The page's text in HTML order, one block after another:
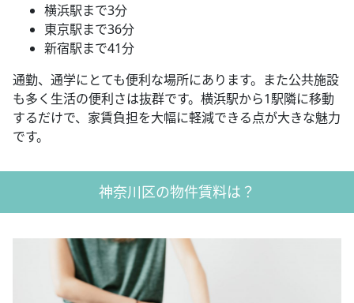
横浜駅まで3分
東京駅まで36分
新宿駅まで41分
通勤、通学にとても便利な場所にあります。また公共施設
も多く生活の便利さは抜群です。横浜駅から1駅隣に移動
するだけで、家賃負担を大幅に軽減できる点が大きな魅力
です。
神奈川区の物件賃料は？